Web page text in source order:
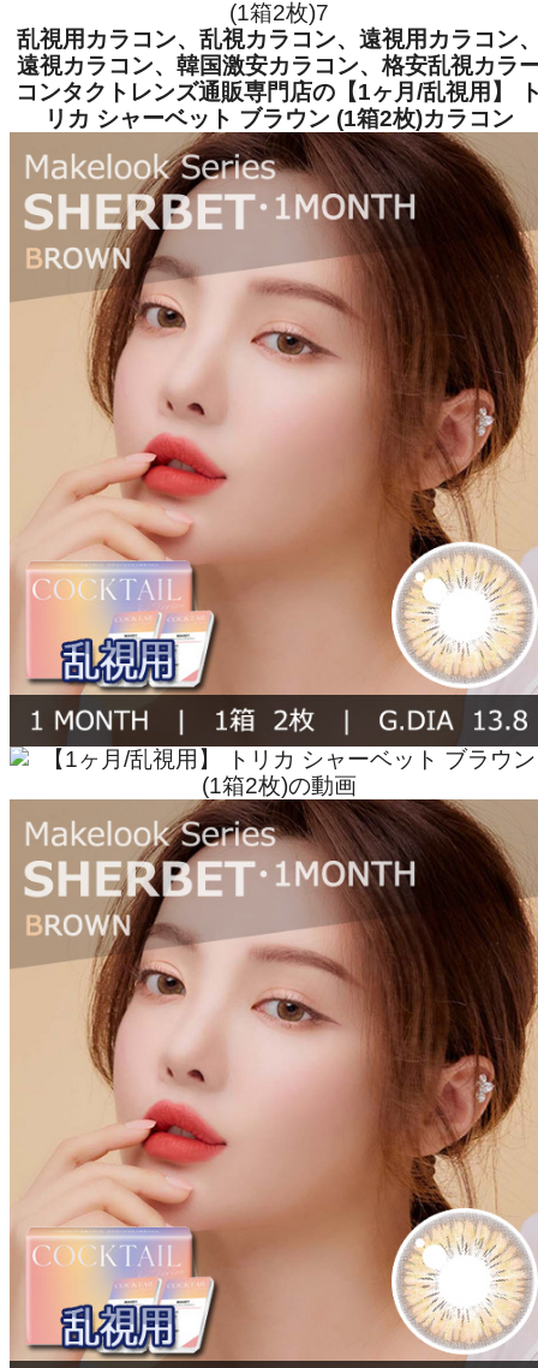
乱視用カラコン、乱視カラコン、遠視用カラコン
遠視カラコン、韓国激安カラコン、格安乱視カラ
コンタクトレンズ通販専門店の【1ヶ月/乱視用】
リカ シャーベット ブラウン (1箱2枚)カラコン